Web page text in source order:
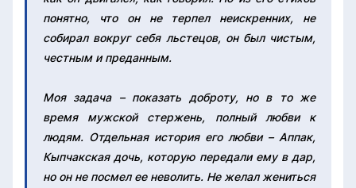
понятно, что он не терпел неискренних, не
собирал вокруг себя льстецов, он был чистым,
честным и преданным.
Моя задача – показать доброту, но в то же
время мужской стержень, полный любви к
людям. Отдельная история его любви – Аппак,
Кыпчакская дочь, которую передали ему в дар,
но он не посмел ее неволить. Не желал жениться